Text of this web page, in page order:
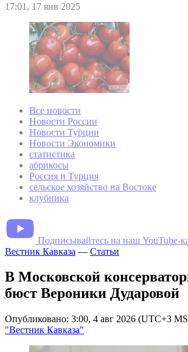
17:01, 17 янв 2025
Все новости
Новости России
Новости Турции
Новости Экономики
статистика
абрикосы
Россия и Турция
сельское хозяйство на Востоке
клубника
Подписывайтесь на наш YouTube-
Вестник Кавказа — Статьи
В Московской
бюст Вероники Дударовой
Опубликовано: 3:00, 4 авг 2026 (UTC+3
"Вестник Кавказа"